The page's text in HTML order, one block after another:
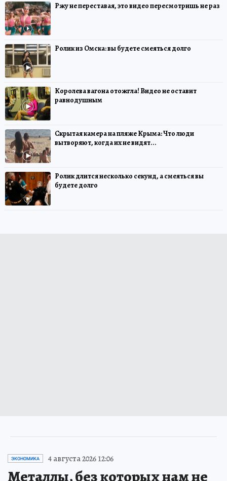
Ржу не переставая, это видео пересмотришь не раз
Ролик из Омска: вы будете смеяться долго
Королева вагона отожгла! Видео не оставит
равнодушным
Скрытая камера на пляже Крыма: Что люди
вытворяют, когда их не видят...
Ролик длится несколько секунд, а смеяться вы
будете долго
ЭКОНОМИКА 4 августа 2026 12:06
Металлы, без которых нам не